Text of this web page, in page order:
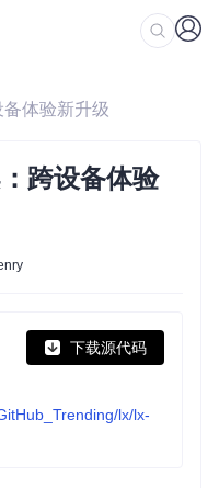
体验新升级
跨设备体验
下载源代码
lx/lx-